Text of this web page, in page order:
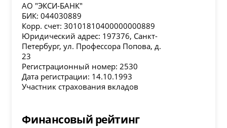
АО "ЭКСИ-БАНК"
БИК: 044030889
Корр. счет: 30101810400000000889
Юридический адрес: 197376, Санкт-
Петербург, ул. Профессора Попова, д.
23
Регистрационный номер: 2530
Дата регистрации: 14.10.1993
Участник страхования вкладов
Финансовый рейтинг